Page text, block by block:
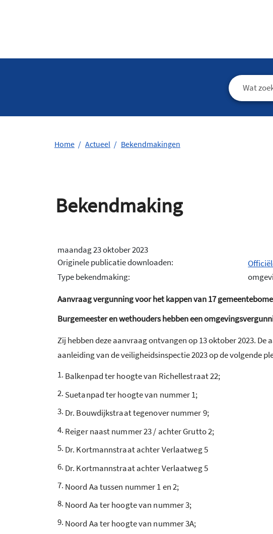
Home Actueel Bekendmakingen
Bekendmaking
maandag 23 oktober 2023
Originele publicatie downloaden:
Type bekendmaking:
Aanvraag vergunning voor het kappen van 17
Burgemeester en wethouders hebben een
Zij hebben deze aanvraag ontvangen op 13 oktober 2023.
aanleiding van de veiligheidsinspectie 2023 op de volgende
1. Balkenpad ter hoogte van Richellestraat 22;
2. Suetanpad ter hoogte van nummer 1;
3. Dr. Bouwdijkstraat tegenover nummer 9;
4. Reiger naast nummer 23 / achter Grutto 2;
5. Dr. Kortmannstraat achter Verlaatweg 5
6. Dr. Kortmannstraat achter Verlaatweg 5
7. Noord Aa tussen nummer 1 en 2;
8. Noord Aa ter hoogte van nummer 3;
9. Noord Aa ter hoogte van nummer 3A;